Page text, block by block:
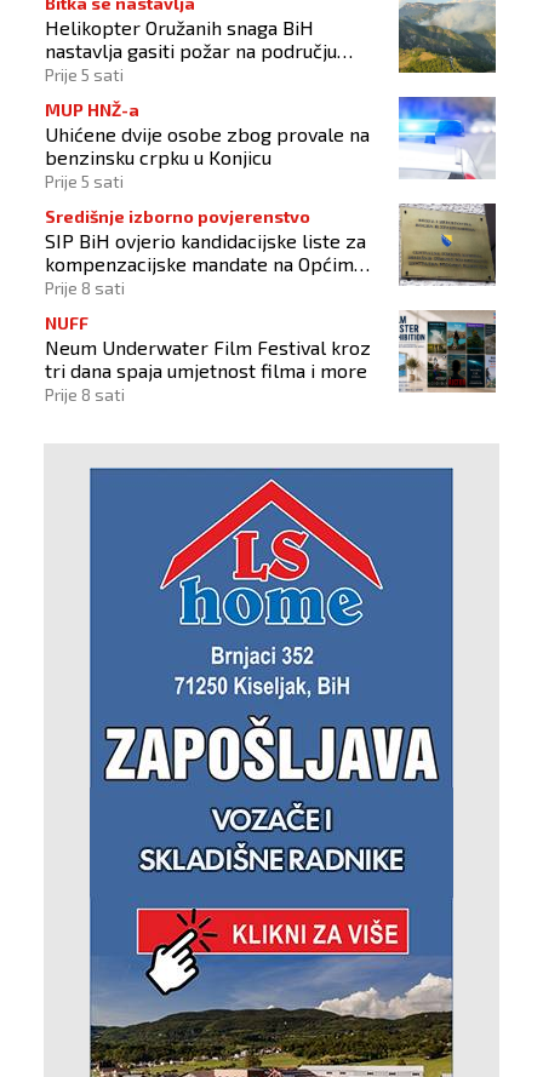
Helikopter Oružanih snaga BiH
nastavlja gasiti požar na području
Konjica
Prije 5 sati
MUP HNŽ-a
Uhićene dvije osobe zbog provale na
benzinsku crpku u Konjicu
Prije 5 sati
Središnje izborno povjerenstvo
SIP BiH ovjerio kandidacijske liste za
kompenzacijske mandate na Općim
izborima 2026
Prije 8 sati
NUFF
Neum Underwater Film Festival kroz
tri dana spaja umjetnost filma i more
Prije 8 sati